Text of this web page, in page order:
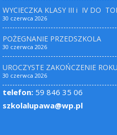
WYCIECZKA KLASY III i IV DO
30 czerwca 2026
POŻEGNANIE PRZEDSZKOLA
30 czerwca 2026
UROCZYSTE ZAKOŃCZENIE
30 czerwca 2026
telefon: 59 846 35 06
szkolalupawa@wp.pl